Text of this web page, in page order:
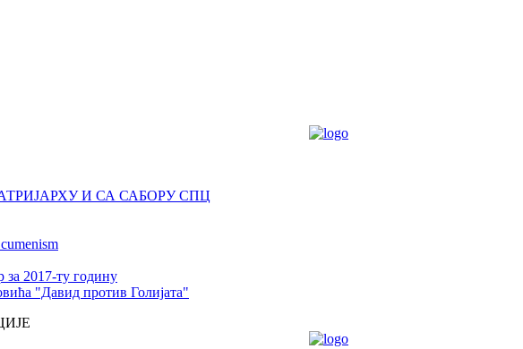
И СА САБОРУ СПЦ
2017-ту годину
"Давид против Голијата"